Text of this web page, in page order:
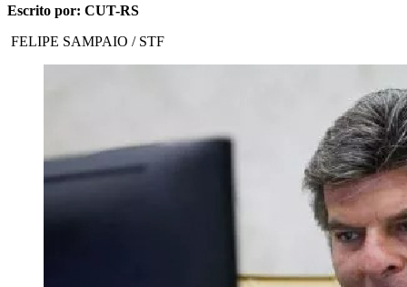
Escrito por: CUT-RS
FELIPE SAMPAIO / STF